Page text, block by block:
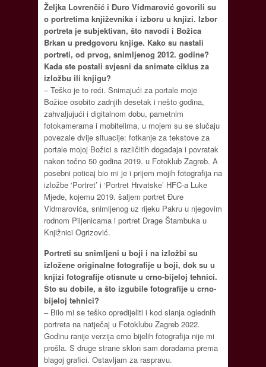
Željka Lovrenčić i Đuro Vidmarović govorili su
o portretima književnika i izboru u knjizi. Izbor
portreta je subjektivan, što navodi i Božica
Brkan u predgovoru knjige. Kako su nastali
portreti, od prvog, snimljenog 2012. godine?
Kada ste postali svjesni da snimate ciklus za
izložbu ili knjigu?
– Teško je to reći. Snimajući za portale moje
Božice osobito zadnjih desetak i nešto godina,
zahvaljujući i digitalnom dobu, pametnim
fotokamerama i mobitelima, u mojem su se slučaju
povezale dvije situacije: fotkanje za tekstove za
portale mojoj Božici s različitih događaja i povratak
nakon točno 50 godina 2019. u Fotoklub Zagreb. A
posebni poticaj bio mi je i prijem mojih fotografija na
izložbe ‘Portret’ i ‘Portret Hrvatske’ HFC-a Luke
Mjede, kojemu 2019. šaljem portret Đure
Vidmarovića, snimljenog uz rijeku Pakru u njegovim
rodnom Piljenicama i portret Drage Štambuka u
Knjižnici Ogrizović.
Portreti su snimljeni u boji i na izložbi su
izložene originalne fotografije u boji, dok su u
knjizi fotografije otisnute u crno-bijeloj tehnici.
Što su dobile, a što izgubile fotografije u crno-
bijeloj tehnici?
– Bilo mi se teško opredijeliti i kod slanja oglednih
portreta na natječaj u Fotoklubu Zagreb 2022.
Godinu ranije verzija crno bijelih fotografija nije mi
prošla. S druge strane sklon sam doradama prema
blagoj grafici. Ostavljam za raspravu.